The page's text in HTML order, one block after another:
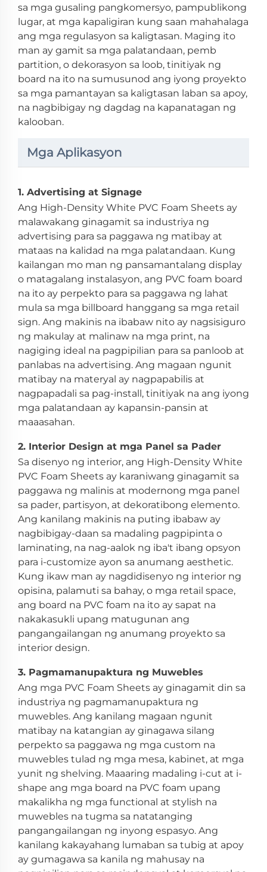
sa mga gusaling pangkomersyo, pampublikong
lugar, at mga kapaligiran kung saan mahahalaga
ang mga regulasyon sa kaligtasan. Maging ito
man ay gamit sa mga palatandaan, pemb
partition, o dekorasyon sa loob, tinitiyak ng
board na ito na sumusunod ang iyong proyekto
sa mga pamantayan sa kaligtasan laban sa apoy,
na nagbibigay ng dagdag na kapanatagan ng
kalooban.
Mga Aplikasyon
1. Advertising at Signage
Ang High-Density White PVC Foam Sheets ay
malawakang ginagamit sa industriya ng
advertising para sa paggawa ng matibay at
mataas na kalidad na mga palatandaan. Kung
kailangan mo man ng pansamantalang display
o matagalang instalasyon, ang PVC foam board
na ito ay perpekto para sa paggawa ng lahat
mula sa mga billboard hanggang sa mga retail
sign. Ang makinis na ibabaw nito ay nagsisiguro
ng makulay at malinaw na mga print, na
nagiging ideal na pagpipilian para sa panloob at
panlabas na advertising. Ang magaan ngunit
matibay na materyal ay nagpapabilis at
nagpapadali sa pag-install, tinitiyak na ang iyong
mga palatandaan ay kapansin-pansin at
maaasahan.
2. Interior Design at mga Panel sa Pader
Sa disenyo ng interior, ang High-Density White
PVC Foam Sheets ay karaniwang ginagamit sa
paggawa ng malinis at modernong mga panel
sa pader, partisyon, at dekoratibong elemento.
Ang kanilang makinis na puting ibabaw ay
nagbibigay-daan sa madaling pagpipinta o
laminating, na nag-aalok ng iba't ibang opsyon
para i-customize ayon sa anumang aesthetic.
Kung ikaw man ay nagdidisenyo ng interior ng
opisina, palamuti sa bahay, o mga retail space,
ang board na PVC foam na ito ay sapat na
nakakasukli upang matugunan ang
pangangailangan ng anumang proyekto sa
interior design.
3. Pagmamanupaktura ng Muwebles
Ang mga PVC Foam Sheets ay ginagamit din sa
industriya ng pagmamanupaktura ng
muwebles. Ang kanilang magaan ngunit
matibay na katangian ay ginagawa silang
perpekto sa paggawa ng mga custom na
muwebles tulad ng mga mesa, kabinet, at mga
yunit ng shelving. Maaaring madaling i-cut at i-
shape ang mga board na PVC foam upang
makalikha ng mga functional at stylish na
muwebles na tugma sa natatanging
pangangailangan ng inyong espasyo. Ang
kanilang kakayahang lumaban sa tubig at apoy
ay gumagawa sa kanila ng mahusay na